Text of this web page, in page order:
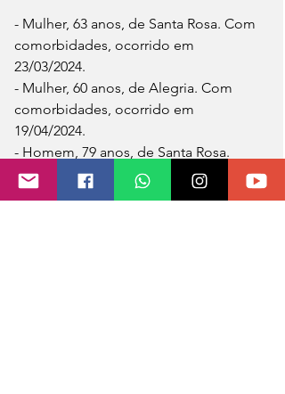
- Mulher, 63 anos, de Santa Rosa. Com
comorbidades, ocorrido em
23/03/2024.
- Mulher, 60 anos, de Alegria. Com
comorbidades, ocorrido em
19/04/2024.
- Homem, 79 anos, de Santa Rosa.
Com comorbidades, ocorrido em